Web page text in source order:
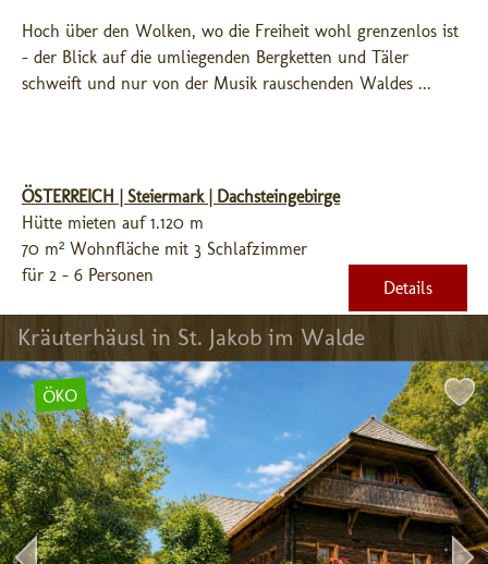
Hoch über den Wolken, wo die Freiheit wohl grenzenlos ist
- der Blick auf die umliegenden Bergketten und Täler
schweift und nur von der Musik rauschenden Waldes ...
ÖSTERREICH | Steiermark | Dachsteingebirge
Hütte mieten auf 1.120 m
70 m² Wohnfläche mit 3 Schlafzimmer
für 2 - 6 Personen
Details
Kräuterhäusl in St. Jakob im Walde
ÖKO